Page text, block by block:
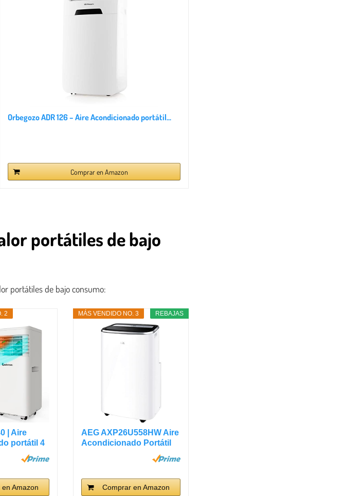
Orbegozo ADR 126 – Aire Acondicionado portátil...
Comprar en Amazon
portátiles de bajo
portátiles de bajo consumo:
2
| Aire
portátil 4
Amazon
REBAJAS
MÁS VENDIDO NO. 3
AEG AXP26U558HW Aire
Acondicionado Portátil
Comprar en Amazon